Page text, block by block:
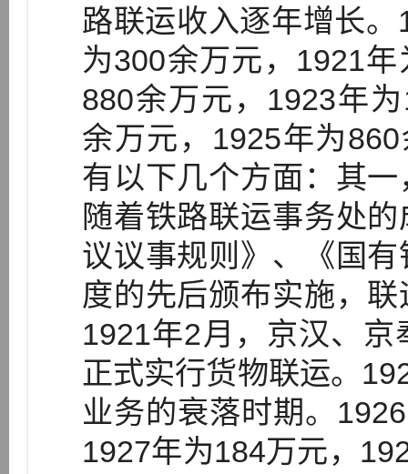
路联运收入逐年增长
为300余万元，1921
880余万元，1923年
余万元，1925年为
有以下几个方面：其
随着铁路联运事务处
议议事规则》、《国
度的先后颁布实施，
1921年2月，京汉、
正式实行货物联运。
业务的衰落时期。
1927年为184万元，